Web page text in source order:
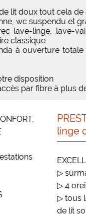
lit doux tout cela
wc suspendu et
lave-linge, lave-
classique
à ouverture
disposition
par fibre à plus
linge
▷
▷ 4
▷ tous
de lit